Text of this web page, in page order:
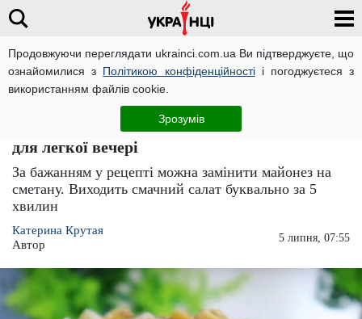
Продовжуючи переглядати ukrainci.com.ua Ви підтверджуєте, що
ознайомилися з Політикою конфіденційностіі погоджуєтеся з
використанням файлів cookie.
Зрозумів
Літній салат з кукурудзою та рибними
консервами за 5 хвилин: ідеальний рецепт
для легкої вечері
За бажанням у рецепті можна замінити майонез на
сметану. Виходить смачний салат буквально за 5
хвилин
Катерина Крутая
Автор
5 липня, 07:55